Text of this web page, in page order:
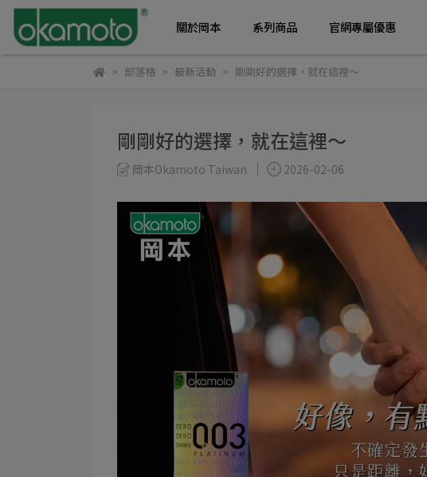
關於岡本 系列商品 官網專屬優惠
部落格 最新活動 剛剛好的選擇，就在這裡～
剛剛好的選擇，就在這裡～
岡本Okamoto Taiwan 2026-02-06